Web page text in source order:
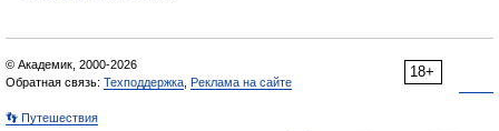
18+
© Академик, 2000-2026
Обратная связь: Техподдержка Реклама на сайте
👣 Путешествия